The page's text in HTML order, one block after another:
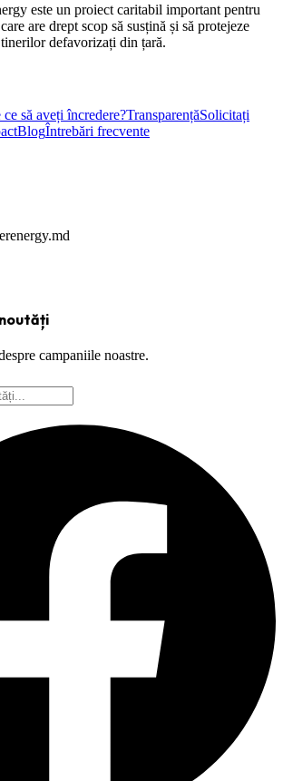
este un proiect caritabil important pentru
are drept scop să susțină și să protejeze
defavorizați din țară.
ce să aveți încredere?TransparențăSolicitați
BlogÎntrebări frecvente
campaniile noastre.